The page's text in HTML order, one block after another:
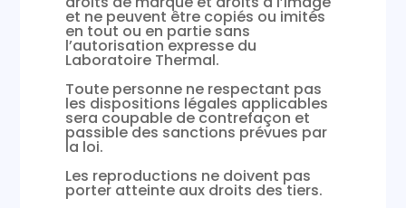
et ne peuvent être copiés ou imités
en tout ou en partie sans
l’autorisation expresse du
Laboratoire Thermal.
Toute personne ne respectant pas
les dispositions légales applicables
sera coupable de contrefaçon et
passible des sanctions prévues par
la loi.
Les reproductions ne doivent pas
porter atteinte aux droits des tiers.